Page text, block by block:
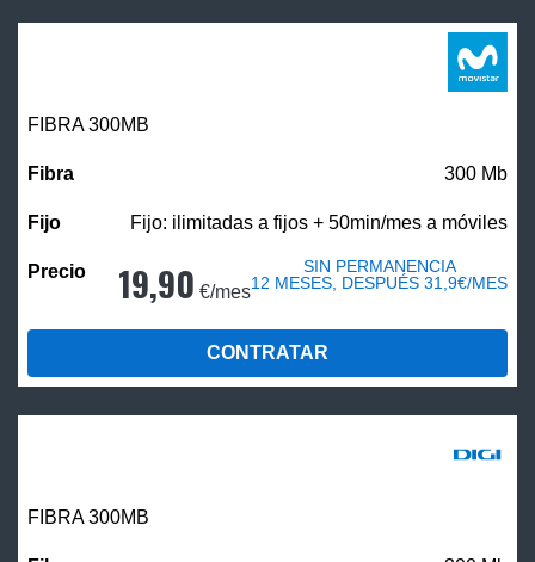
FIBRA 300MB
300 Mb
Fijo: ilimitadas a fijos + 50min/mes a móviles
19,90 €/mes
SIN PERMANENCIA
12 MESES, DESPUÉS 31,9€/MES
CONTRATAR
FIBRA 300MB